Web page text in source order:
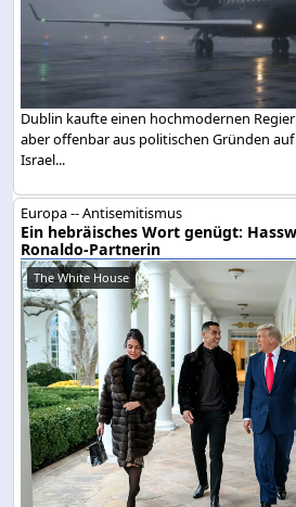
Dublin kaufte einen hochmodernen
aber offenbar aus politischen Gründen
Israel...
Europa -- Antisemitismus
Ein hebräisches Wort genügt:
Ronaldo-Partnerin
The White House